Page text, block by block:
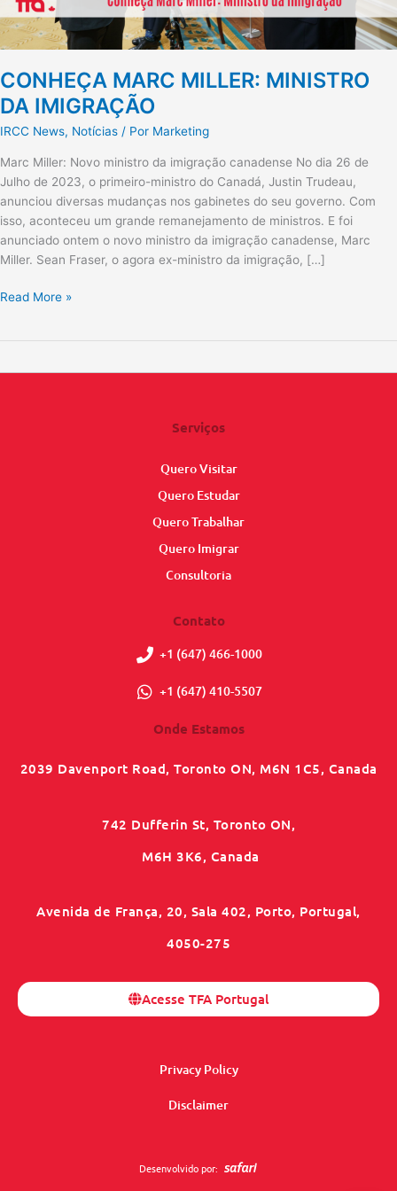
CONHEÇA MARC MILLER: MINISTRO
DA IMIGRAÇÃO
IRCC News, Notícias / Por Marketing
Marc Miller: Novo ministro da imigração canadense No dia 26 de
Julho de 2023, o primeiro-ministro do Canadá, Justin Trudeau,
anunciou diversas mudanças nos gabinetes do seu governo. Com
isso, aconteceu um grande remanejamento de ministros. E foi
anunciado ontem o novo ministro da imigração canadense, Marc
Miller. Sean Fraser, o agora ex-ministro da imigração, […]
Read More »
Serviços
Quero Visitar
Quero Estudar
Quero Trabalhar
Quero Imigrar
Consultoria
Contato
+1 (647) 466-1000
+1 (647) 410-5507
Onde Estamos
2039 Davenport Road, Toronto ON, M6N 1C5, Canada
742 Dufferin St, Toronto ON,
M6H 3K6, Canada
Avenida de França, 20, Sala 402, Porto, Portugal,
4050-275
Acesse TFA Portugal
Privacy Policy
Disclaimer
Desenvolvido por: